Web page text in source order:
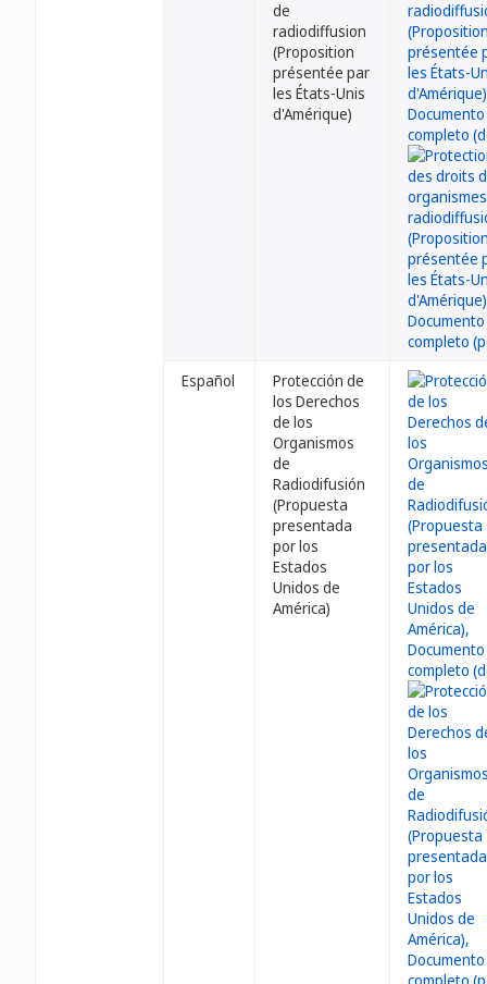
de
radiodiffusion
(Proposition
présentée par
les États-Unis
d'Amérique)
Español
Protección de
los Derechos
de los
Organismos
de
Radiodifusión
(Propuesta
presentada
por los
Estados
Unidos de
América)